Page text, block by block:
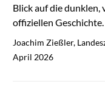
Blick auf die
offiziellen Geschichte.
Joachim Zießler,
April 2026